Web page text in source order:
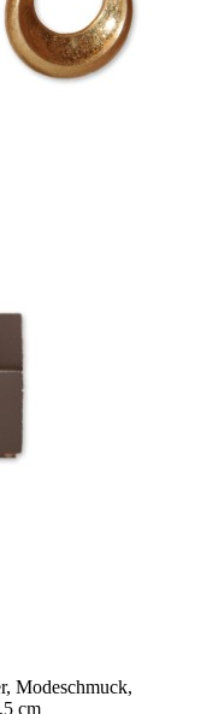
Modeschmuck,
cm